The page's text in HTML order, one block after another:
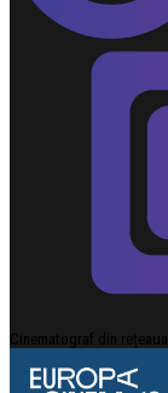
Cinematograf din rețeaua